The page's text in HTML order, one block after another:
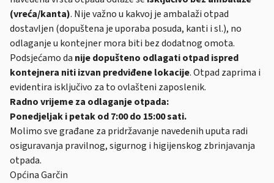
(vreća/kanta). Nije važno u kakvoj je ambalaži otpad
dostavljen (dopuštena je uporaba posuda, kanti i sl.), no
odlaganje u kontejner mora biti bez dodatnog omota.
Podsjećamo da nije dopušteno odlagati otpad ispred
kontejnera niti izvan predviđene lokacije. Otpad zaprima i
evidentira isključivo za to ovlašteni zaposlenik.
Radno vrijeme za odlaganje otpada:
Ponedjeljak i petak od 7:00 do 15:00 sati.
Molimo sve građane za pridržavanje navedenih uputa radi
osiguravanja pravilnog, sigurnog i higijenskog zbrinjavanja
otpada.
Općina Garčin